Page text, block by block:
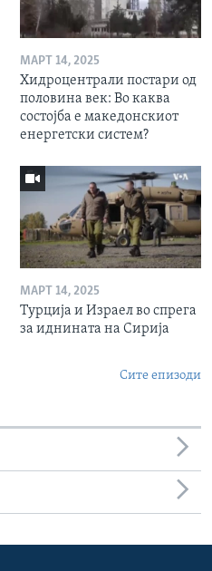
МАРТ 14, 2025
Хидроцентрали постари од
половина век: Во каква
состојба е македонскиот
енергетски систем?
МАРТ 14, 2025
Турција и Израел во спрега
за иднината на Сирија
Сите епизоди